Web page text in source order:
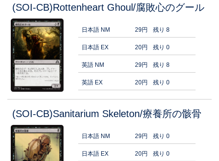
(SOI-CB)Rottenheart Ghoul/腐敗心のグール
日本語 NM 29円 残り 8
日本語 EX 20円 残り 0
英語 NM 29円 残り 8
英語 EX 20円 残り 0
(SOI-CB)Sanitarium Skeleton/療養所の骸骨
日本語 NM 29円 残り 0
日本語 EX 20円 残り 0